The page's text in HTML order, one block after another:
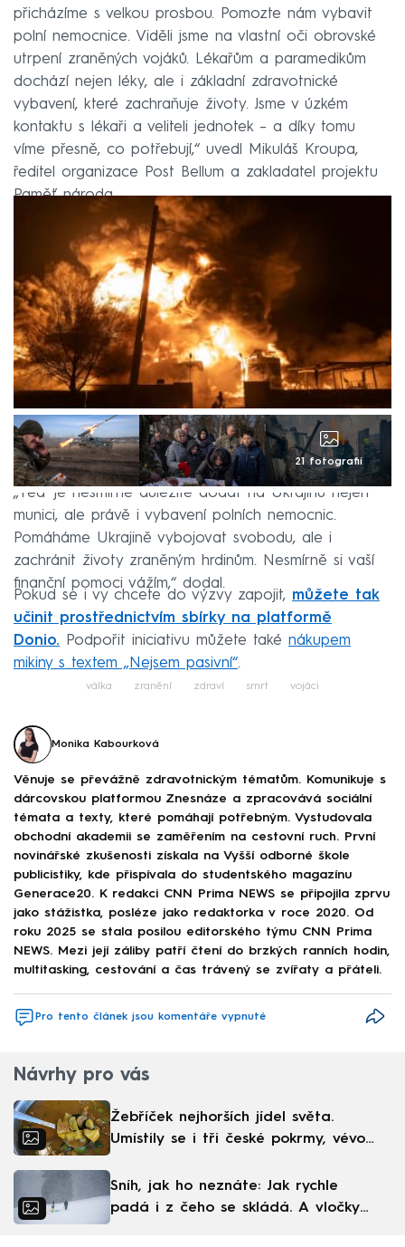
přicházíme s velkou prosbou. Pomozte nám vybavit
polní nemocnice. Viděli jsme na vlastní oči obrovské
utrpení zraněných vojáků. Lékařům a paramedikům
dochází nejen léky, ale i základní zdravotnické
vybavení, které zachraňuje životy. Jsme v úzkém
kontaktu s lékaři a veliteli jednotek – a díky tomu
víme přesně, co potřebují,“ uvedl Mikuláš Kroupa,
ředitel organizace Post Bellum a zakladatel projektu
Paměť národa.
21 fotografií
„Teď je nesmírně důležité dodat na Ukrajinu nejen
munici, ale právě i vybavení polních nemocnic.
Pomáháme Ukrajině vybojovat svobodu, ale i
zachránit životy zraněným hrdinům. Nesmírně si vaší
finanční pomoci vážím,“ dodal.
Pokud se i vy chcete do výzvy zapojit, můžete tak
učinit prostřednictvím sbírky na platformě
Donio. Podpořit iniciativu můžete také nákupem
mikiny s textem „Nejsem pasivní“.
válka zranění zdraví smrt vojáci
Monika Kabourková
Věnuje se převážně zdravotnickým tématům. Komunikuje s
dárcovskou platformou Znesnáze a zpracovává sociální
témata a texty, které pomáhají potřebným. Vystudovala
obchodní akademii se zaměřením na cestovní ruch. První
novinářské zkušenosti získala na Vyšší odborné škole
publicistiky, kde přispívala do studentského magazínu
Generace20. K redakci CNN Prima NEWS se připojila zprvu
jako stážistka, posléze jako redaktorka v roce 2020. Od
roku 2025 se stala posilou editorského týmu CNN Prima
NEWS. Mezi její záliby patří čtení do brzkých ranních hodin,
multitasking, cestování a čas trávený se zvířaty a přáteli.
Pro tento článek jsou komentáře vypnuté
Návrhy pro vás
Žebříček nejhorších jídel světa.
Umístily se i tři české pokrmy, vévodí
Sníh, jak ho neznáte: Jak rychle
padá i z čeho se skládá. A vločky